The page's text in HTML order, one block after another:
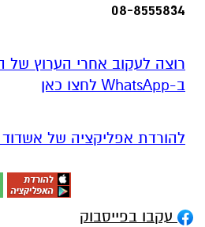
08-8555834
רוצה לעקוב אחרי הערוץ של
ב-WhatsApp לחצו כאן
להורדת אפליקציה של אשדוד
עקבו בפייסבוק